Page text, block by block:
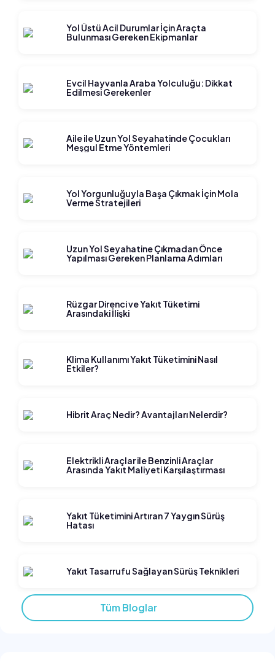
Yol Üstü Acil Durumlar İçin Araçta
Bulunması Gereken Ekipmanlar
Evcil Hayvanla Araba Yolculuğu: Dikkat
Edilmesi Gerekenler
Aile ile Uzun Yol Seyahatinde Çocukları
Meşgul Etme Yöntemleri
Yol Yorgunluğuyla Başa Çıkmak İçin Mola
Verme Stratejileri
Uzun Yol Seyahatine Çıkmadan Önce
Yapılması Gereken Planlama Adımları
Rüzgar Direnci ve Yakıt Tüketimi
Arasındaki İlişki
Klima Kullanımı Yakıt Tüketimini Nasıl
Etkiler?
Hibrit Araç Nedir? Avantajları Nelerdir?
Elektrikli Araçlar ile Benzinli Araçlar
Arasında Yakıt Maliyeti Karşılaştırması
Yakıt Tüketimini Artıran 7 Yaygın Sürüş
Hatası
Yakıt Tasarrufu Sağlayan Sürüş Teknikleri
Tüm Bloglar